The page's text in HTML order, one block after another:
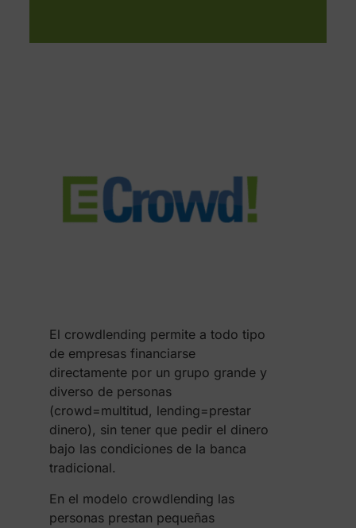
El crowdlending permite a todo tipo
de empresas financiarse
directamente por un grupo grande y
diverso de personas
(crowd=multitud, lending=prestar
dinero), sin tener que pedir el dinero
bajo las condiciones de la banca
tradicional.
En el modelo crowdlending las
personas prestan pequeñas